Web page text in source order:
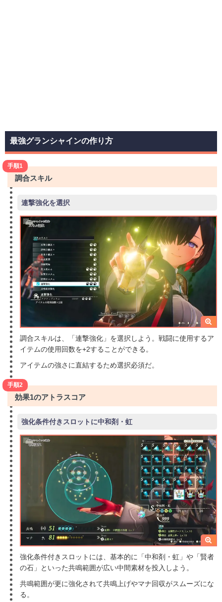
最強グランシャインの作り方
調合スキル
手順1
連撃強化を選択
調合スキルは、「連撃強化」を選択しよう。戦闘に使用するア
イテムの使用回数を+2することができる。
アイテムの強さに直結するため選択必須だ。
効果1のアトラスコア
手順2
強化条件付きスロットに中和剤・虹
強化条件付きスロットには、基本的に「中和剤・虹」や「賢者
の石」といった共鳴範囲が広い中間素材を投入しよう。
共鳴範囲が更に強化されて共鳴上げやマナ回収がスムーズにな
る。